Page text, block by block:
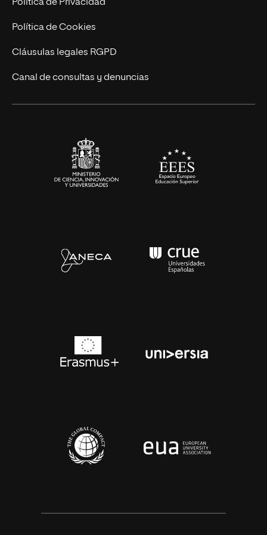
Cursos Universitarios
Actualidad
UNIR Revista
Eventos
Política de Privacidad
Política de Cookies
Cláusulas legales RGPD
Canal de consultas y denuncias